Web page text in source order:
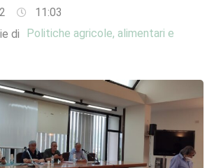
11:03
di
Politiche agricole, alimentari e